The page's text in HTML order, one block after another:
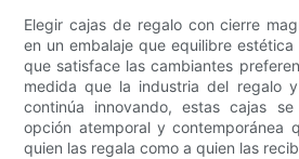
Elegir cajas de regalo con cierre
en un embalaje que equilibre
que satisface las cambiantes
medida que la industria del regalo
continúa innovando, estas cajas
opción atemporal y contemporánea
quien las regala como a quien las